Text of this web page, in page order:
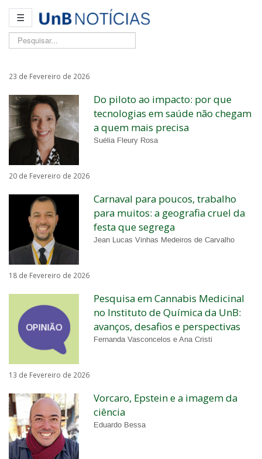
☰
Pesquisar...
23 de Fevereiro de 2026
Do piloto ao impacto: por que
tecnologias em saúde não chegam
a quem mais precisa
Suélia Fleury Rosa
20 de Fevereiro de 2026
Carnaval para poucos, trabalho
para muitos: a geografia cruel da
festa que segrega
Jean Lucas Vinhas Medeiros de Carvalho
18 de Fevereiro de 2026
Pesquisa em Cannabis Medicinal
no Instituto de Química da UnB:
avanços, desafios e perspectivas
Fernanda Vasconcelos e Ana Cristi
13 de Fevereiro de 2026
Vorcaro, Epstein e a imagem da
ciência
Eduardo Bessa